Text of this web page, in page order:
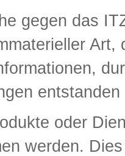
gegen das
oder
werden.